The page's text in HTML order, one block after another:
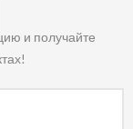
и получайте